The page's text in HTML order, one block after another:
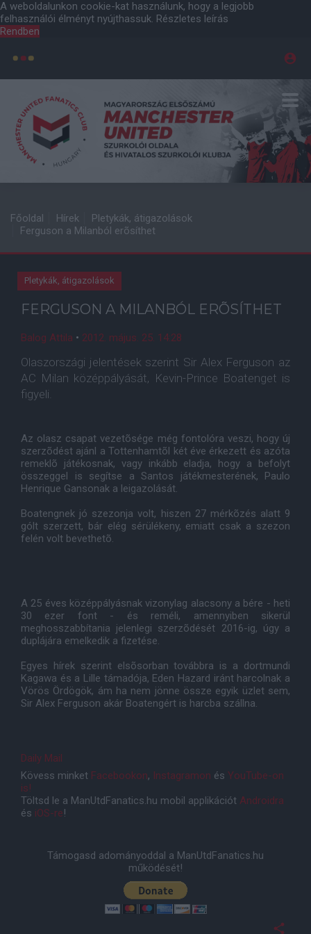
A weboldalunkon cookie-kat használunk, hogy a legjobb
felhasználói élményt nyújthassuk. Részletes leírás
Rendben
Főoldal Hírek
Pletykák, átigazolások
Ferguson a Milanból erõsíthet
Pletykák, átigazolások
FERGUSON A MILANBÓL ERÕSÍTHET
Balog Attila • 2012. május. 25. 14:28
Olaszországi jelentések szerint Sir Alex Ferguson az
AC Milan középpályását, Kevin-Prince Boatenget is
figyeli.
Az olasz csapat vezetõsége még fontolóra veszi, hogy új
szerzõdést ajánl a Tottenhamtõl két éve érkezett és azóta
remeklõ játékosnak, vagy inkább eladja, hogy a befolyt
összeggel is segítse a Santos játékmesterének, Paulo
Henrique Gansonak a leigazolását.
Boatengnek jó szezonja volt, hiszen 27 mérkõzés alatt 9
gólt szerzett, bár elég sérülékeny, emiatt csak a szezon
felén volt bevethetõ.
A 25 éves középpályásnak vizonylag alacsony a bére - heti
30 ezer font - és reméli, amennyiben sikerül
meghosszabbítania jelenlegi szerzõdését 2016-ig, úgy a
duplájára emelkedik a fizetése.
Egyes hírek szerint elsõsorban továbbra is a dortmundi
Kagawa és a Lille támadója, Eden Hazard iránt harcolnak a
Vörös Ördögök, ám ha nem jönne össze egyik üzlet sem,
Sir Alex Ferguson akár Boatengért is harcba szállna.
Daily Mail
Kövess minket Facebookon, Instagramon és YouTube-on
is!
Töltsd le a ManUtdFanatics.hu mobil applikációt Androidra
és iOS-re!
Támogasd adományoddal a ManUtdFanatics.hu
működését!